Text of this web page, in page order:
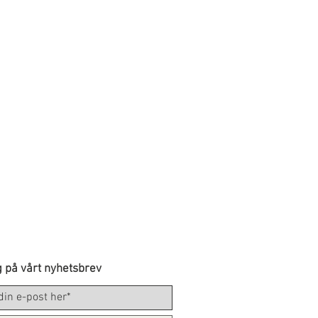
på vårt nyhetsbrev